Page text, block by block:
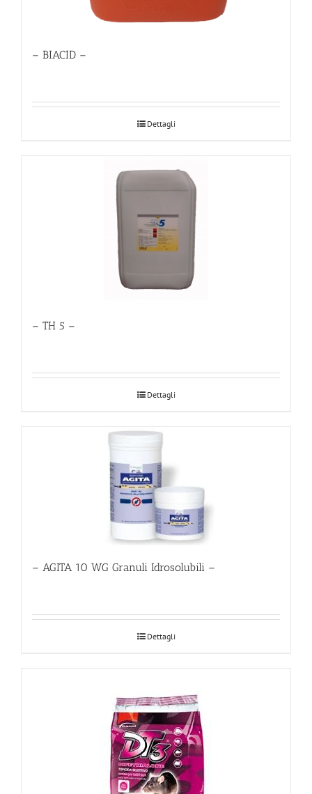
– BIACID –
Dettagli
– TH 5 –
Dettagli
– AGITA 10 WG Granuli Idrosolubili –
Dettagli